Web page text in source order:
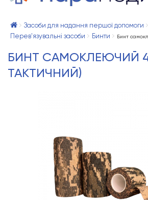
Засоби для надання першої допомоги
Перев'язувальні засоби
Бинти Бинт
БИНТ САМОКЛЕЮЧИЙ
ТАКТИЧНИЙ)